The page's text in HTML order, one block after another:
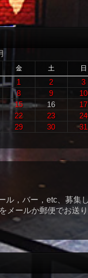
金 土 日
1 2
3
8 9
10
15 16
17
22 23
24
29 30
31
ル，バー，etc、募集
メールか郵便でお送